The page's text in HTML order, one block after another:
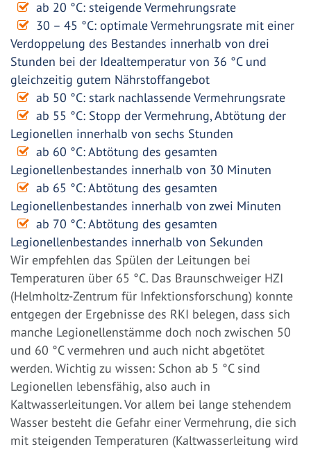
ab 20 °C: steigende Vermehrungsrate
30 – 45 °C: optimale Vermehrungsrate mit einer
Verdoppelung des Bestandes innerhalb von drei
Stunden bei der Idealtemperatur von 36 °C und
gleichzeitig gutem Nährstoffangebot
ab 50 °C: stark nachlassende Vermehrungsrate
ab 55 °C: Stopp der Vermehrung, Abtötung der
Legionellen innerhalb von sechs Stunden
ab 60 °C: Abtötung des gesamten
Legionellenbestandes innerhalb von 30 Minuten
ab 65 °C: Abtötung des gesamten
Legionellenbestandes innerhalb von zwei Minuten
ab 70 °C: Abtötung des gesamten
Legionellenbestandes innerhalb von Sekunden
Wir empfehlen das Spülen der Leitungen bei
Temperaturen über 65 °C. Das Braunschweiger HZI
(Helmholtz-Zentrum für Infektionsforschung) konnte
entgegen der Ergebnisse des RKI belegen, dass sich
manche Legionellenstämme doch noch zwischen 50
und 60 °C vermehren und auch nicht abgetötet
werden. Wichtig zu wissen: Schon ab 5 °C sind
Legionellen lebensfähig, also auch in
Kaltwasserleitungen. Vor allem bei lange stehendem
Wasser besteht die Gefahr einer Vermehrung, die sich
mit steigenden Temperaturen (Kaltwasserleitung wird